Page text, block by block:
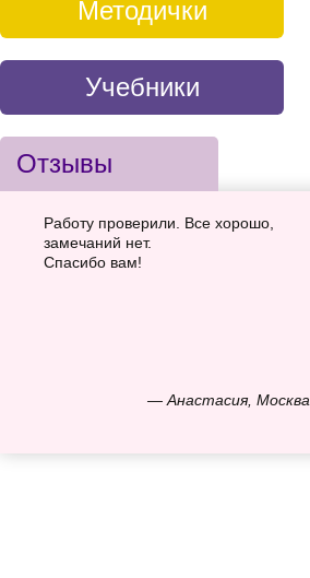
Методички
Учебники
Отзывы
— Анастасия, Москва
Работу проверили. Все хорошо,
замечаний нет.
Спасибо вам!